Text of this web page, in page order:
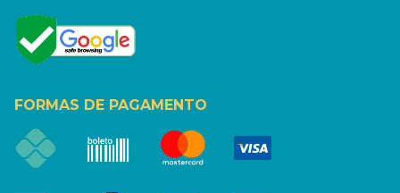
FORMAS DE PAGAMENTO